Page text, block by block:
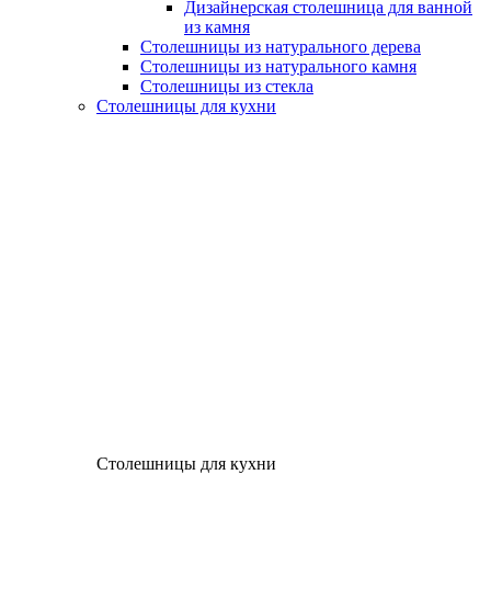
Дизайнерская столешница для ванной
из камня
Столешницы из натурального дерева
Столешницы из натурального камня
Столешницы из стекла
Столешницы для кухни
Столешницы для кухни